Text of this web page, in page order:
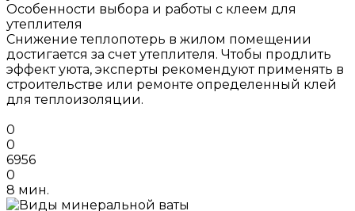
Особенности выбора и работы с клеем для
утеплителя
Снижение теплопотерь в жилом помещении
достигается за счет утеплителя. Чтобы продлить
эффект уюта, эксперты рекомендуют применять в
строительстве или ремонте определенный клей
для теплоизоляции.
0
0
6956
0
8 мин.